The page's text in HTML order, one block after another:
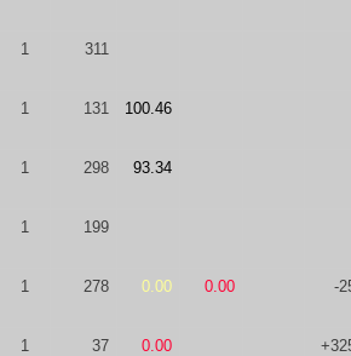
1 311
1 131 100.46
1 298 93.34
1 199
1 278 0.00 0.00 -
1 37 0.00